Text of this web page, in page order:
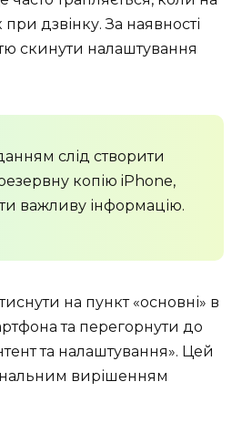
дзвінку. За наявності
скинути налаштування
слід створити
копію iPhone,
важливу інформацію.
на пункт «основні» в
та перегорнути до
та налаштування». Цей
вирішенням